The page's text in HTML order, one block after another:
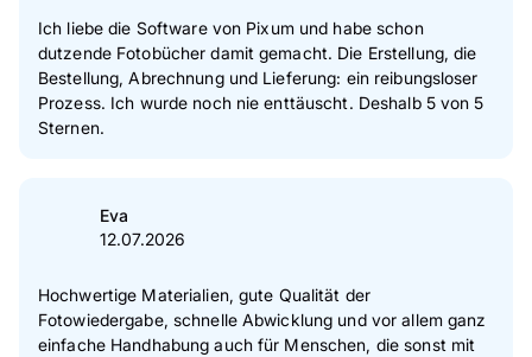
2 Sterne
1 Sterne 0 %
Zur Echtheit der Bewertungen
Ich liebe die Software von Pixum und habe schon
dutzende Fotobücher damit gemacht. Die Erstellung, die
Bestellung, Abrechnung und Lieferung: ein reibungsloser
Prozess. Ich wurde noch nie enttäuscht. Deshalb 5 von 5
Sternen.
Eva
12.07.2026
Hochwertige Materialien, gute Qualität der
Fotowiedergabe, schnelle Abwicklung und vor allem ganz
einfache Handhabung auch für Menschen, die sonst mit